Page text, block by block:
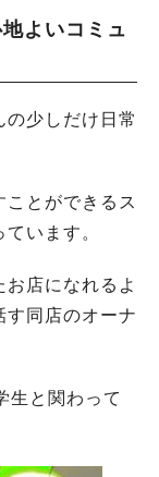
よいコミュ
の少しだけ日常
ことができるス
います。
店になれるよ
す同店のオーナ
生と関わって